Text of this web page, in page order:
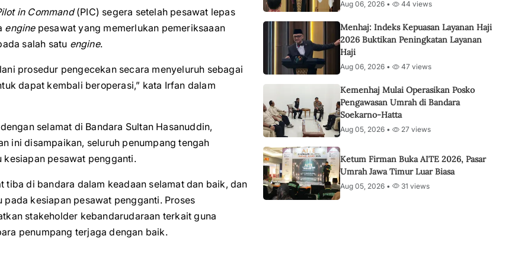
in Command(PIC) segera setelah pesawat lepas
enginepesawat yang memerlukan pemeriksaaan
salah satu engine.
prosedur pengecekan secara menyeluruh sebagai
dapat kembali beroperasi,” kata Irfan dalam
selamat di Bandara Sultan Hasanuddin,
ini disampaikan, seluruh penumpang tengah
kesiapan pesawat pengganti.
di bandara dalam keadaan selamat dan baik, dan
kesiapan pesawat pengganti. Proses
stakeholder kebandarudaraan terkait guna
penumpang terjaga dengan baik.
Aug 06, 2026 • 44 views
Menhaj: Indeks Kepuasan Layanan Haji
2026 Buktikan Peningkatan Layanan
Haji
Aug 06, 2026 • 47 views
Kemenhaj Mulai Operasikan Posko
Pengawasan Umrah di Bandara
Soekarno-Hatta
Aug 05, 2026 • 27 views
Ketum Firman Buka AITE 2026, Pasar
Umrah Jawa Timur Luar Biasa
Aug 05, 2026 • 31 views